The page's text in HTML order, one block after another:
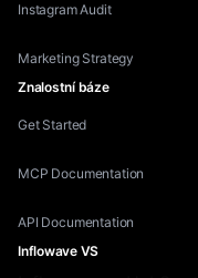
Instagram Audit
Marketing Strategy
Znalostní báze
Get Started
MCP Documentation
API Documentation
Inflowave VS